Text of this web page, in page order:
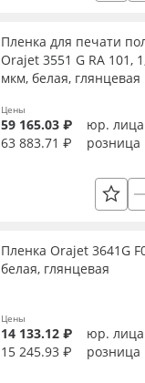
Пленка для печати
Orajet 3551 G RA 101,
мкм, белая, глянцевая
Цены
59 165.03 ₽
юр.
63 883.71 ₽
розница
Пленка Orajet 3641G
белая, глянцевая
Цены
14 133.12 ₽
юр.
15 245.93 ₽
розница